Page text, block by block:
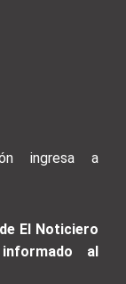
ingresa a
El Noticiero
al